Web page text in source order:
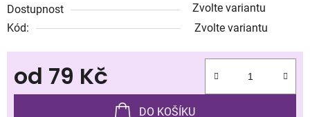
Dostupnost
Zvolte variantu
Kód:
Zvolte variantu
od 79 Kč
Měrná cena:
DO KOŠÍKU